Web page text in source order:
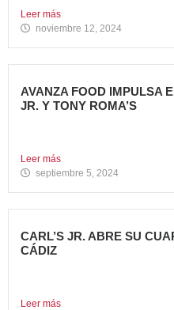
Leer más
noviembre 12, 2024
AVANZA FOOD IMPULSA
JR. Y TONY ROMA’S
Leer más
septiembre 5, 2024
CARL’S JR. ABRE SU
CÁDIZ
Leer más